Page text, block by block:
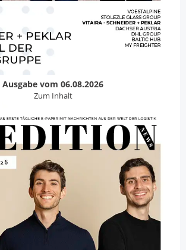
Ausgabe vom 06.08.2026
Zum Inhalt